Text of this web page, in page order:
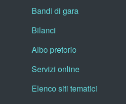
Bandi di gara
Bilanci
Albo pretorio
Servizi online
Elenco siti tematici